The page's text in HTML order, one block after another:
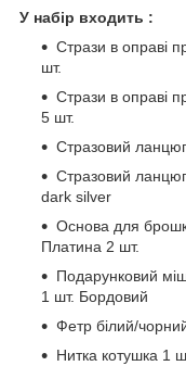
У набір входить :
Стрази в оправі
шт.
Стрази в оправі
5 шт.
Стразовий
Стразовий
dark silver
Основа для
Платина 2 шт.
Подарунковий
1 шт. Бордовий
Фетр білий/
Нитка котушка 1